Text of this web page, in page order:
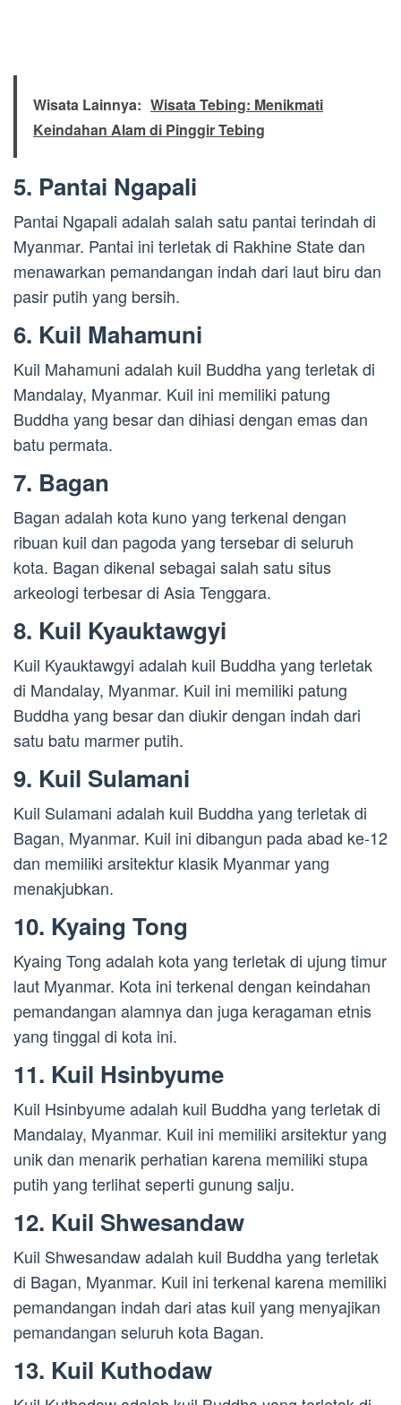
Wisata Lainnya: Wisata Tebing: Menikmati
Keindahan Alam di Pinggir Tebing
5. Pantai Ngapali
Pantai Ngapali adalah salah satu pantai terindah di
Myanmar. Pantai ini terletak di Rakhine State dan
menawarkan pemandangan indah dari laut biru dan
pasir putih yang bersih.
6. Kuil Mahamuni
Kuil Mahamuni adalah kuil Buddha yang terletak di
Mandalay, Myanmar. Kuil ini memiliki patung
Buddha yang besar dan dihiasi dengan emas dan
batu permata.
7. Bagan
Bagan adalah kota kuno yang terkenal dengan
ribuan kuil dan pagoda yang tersebar di seluruh
kota. Bagan dikenal sebagai salah satu situs
arkeologi terbesar di Asia Tenggara.
8. Kuil Kyauktawgyi
Kuil Kyauktawgyi adalah kuil Buddha yang terletak
di Mandalay, Myanmar. Kuil ini memiliki patung
Buddha yang besar dan diukir dengan indah dari
satu batu marmer putih.
9. Kuil Sulamani
Kuil Sulamani adalah kuil Buddha yang terletak di
Bagan, Myanmar. Kuil ini dibangun pada abad ke-12
dan memiliki arsitektur klasik Myanmar yang
menakjubkan.
10. Kyaing Tong
Kyaing Tong adalah kota yang terletak di ujung timur
laut Myanmar. Kota ini terkenal dengan keindahan
pemandangan alamnya dan juga keragaman etnis
yang tinggal di kota ini.
11. Kuil Hsinbyume
Kuil Hsinbyume adalah kuil Buddha yang terletak di
Mandalay, Myanmar. Kuil ini memiliki arsitektur yang
unik dan menarik perhatian karena memiliki stupa
putih yang terlihat seperti gunung salju.
12. Kuil Shwesandaw
Kuil Shwesandaw adalah kuil Buddha yang terletak
di Bagan, Myanmar. Kuil ini terkenal karena memiliki
pemandangan indah dari atas kuil yang menyajikan
pemandangan seluruh kota Bagan.
13. Kuil Kuthodaw